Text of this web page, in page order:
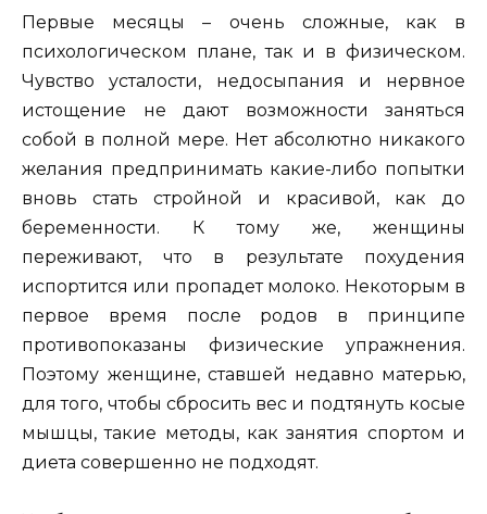
Первые месяцы – очень сложные, как в
психологическом плане, так и в физическом.
Чувство усталости, недосыпания и нервное
истощение не дают возможности заняться
собой в полной мере. Нет абсолютно никакого
желания предпринимать какие-либо попытки
вновь стать стройной и красивой, как до
беременности. К тому же, женщины
переживают, что в результате похудения
испортится или пропадет молоко. Некоторым в
первое время после родов в принципе
противопоказаны физические упражнения.
Поэтому женщине, ставшей недавно матерью,
для того, чтобы сбросить вес и подтянуть косые
мышцы, такие методы, как занятия спортом и
диета совершенно не подходят.